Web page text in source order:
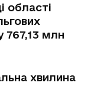
області
767,13 млн
хвилина